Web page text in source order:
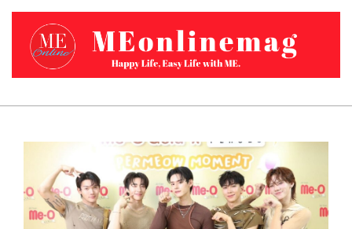
Skip
content
Primary